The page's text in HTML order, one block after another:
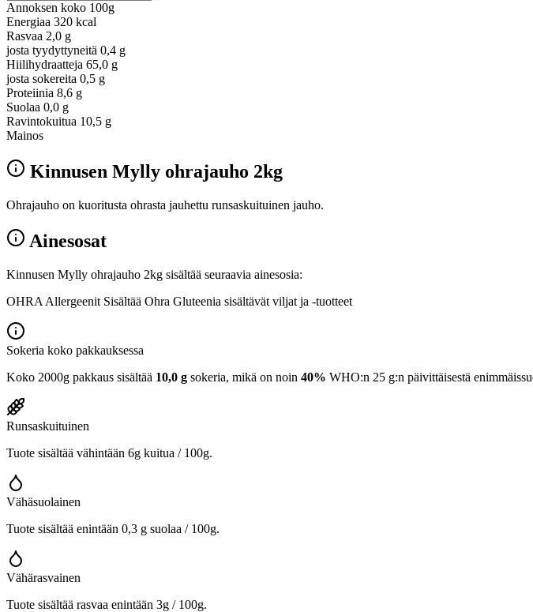
Annoksen koko 100g
Energiaa 320 kcal
Rasvaa 2,0 g
josta tyydyttyneitä 0,4 g
Hiilihydraatteja 65,0 g
josta sokereita 0,5 g
Proteiinia 8,6 g
Suolaa 0,0 g
Ravintokuitua 10,5 g
Mainos
Kinnusen Mylly ohrajauho 2kg
Ohrajauho on kuoritusta ohrasta jauhettu runsaskuituinen jauho.
Ainesosat
Kinnusen Mylly ohrajauho 2kg sisältää seuraavia ainesosia:
OHRA Allergeenit Sisältää Ohra Gluteenia sisältävät viljat ja -tuotteet
Sokeria koko pakkauksessa
Koko 2000g pakkaus sisältää 10,0 g sokeria, mikä on noin 40% WHO:n 25 g:n päivittäisestä
Runsaskuituinen
Tuote sisältää vähintään 6g kuitua / 100g.
Vähäsuolainen
Tuote sisältää enintään 0,3 g suolaa / 100g.
Vähärasvainen
Tuote sisältää rasvaa enintään 3g / 100g.